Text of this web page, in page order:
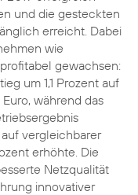
und die gesteckten
erreicht. Dabei
wie
gewachsen:
um 1,1 Prozent auf
während das
vergleichbarer
erhöhte. Die
Netzqualität
innovativer